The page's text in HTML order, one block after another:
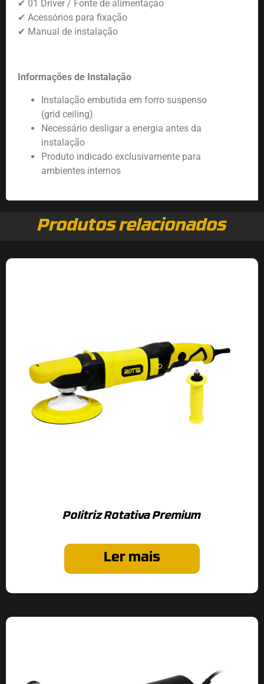
✔ 01 Driver / Fonte de alimentação
✔ Acessórios para fixação
✔ Manual de instalação
Informações de Instalação
Instalação embutida em forro suspenso
(grid ceiling)
Necessário desligar a energia antes da
instalação
Produto indicado exclusivamente para
ambientes internos
Produtos relacionados
Politriz Rotativa Premium
Ler mais